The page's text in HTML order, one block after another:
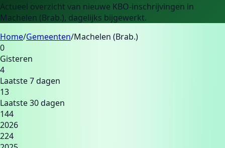
Actueel overzicht van nieuwe KBO-inschrijvingen in
Machelen (Brab.), dagelijks bijgewerkt.
Home/Gemeenten/Machelen (Brab.)
0
Gisteren
4
Laatste 7 dagen
13
Laatste 30 dagen
144
2026
224